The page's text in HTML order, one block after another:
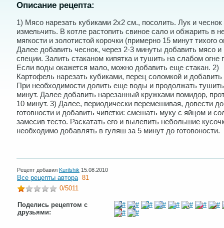
Описание рецепта:
1) Мясо нарезать кубиками 2х2 см., посолить. Лук и чеснок
измельчить. В котле растопить свиное сало и обжарить в
мягкости и золотистой корочки (примерно 15 минут тихого
Далее добавить чеснок, через 2-3 минуты добавить мясо и
специи. Залить стаканом кипятка и тушить на слабом огне
Если воды окажется мало, можно добавить еще стакан. 2)
Картофель нарезать кубиками, перец соломкой и добавить
При необходимости долить еще воды и продолжать
минут. Далее добавить нарезанный кружками помидор,
10 минут. 3) Далее, периодически перемешивая, довести до
готовности и добавить чипетки: смешать муку с яйцом и
замесив тесто. Раскатать его и вылепить небольшие
необходимо добавлять в гуляш за 5 минут до готовоности.
Рецепт добавил Kurilshik 15.08.2010
Все рецепты автора 81
0/5011
Поделись рецептом с
друзьями: